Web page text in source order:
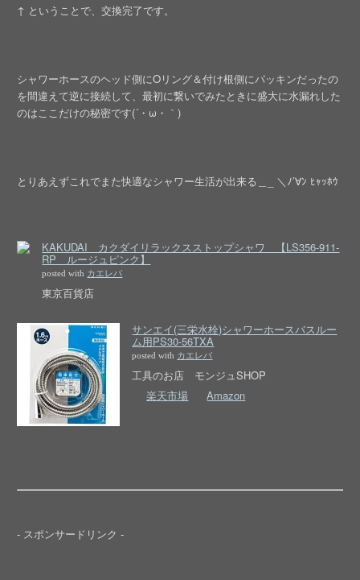
↑ ということで、交換完了です。
シャワーホースのヘッド側にOリング＆付け根側にパッキンだったの
を間違えて逆に接続して、最初に繋いでみたときに盛大に水漏れした
のはここだけの秘密です(´・ω・｀)
とりあえずこれでまた快適なシャワー生活が出来る＿_ ＼ﾉ’∀ﾝ ﾋｬｯﾎｳ
KAKUDAI カクダイリラックスストップシャワ 【LS356-911-
RP ルージュピンク】
posted with カエレバ
東京百貨店
サンエイ(三栄水栓)シャワーホースバスルー
ム用PS30-56TXA
posted with カエレバ
工具のお店 モンジュSHOP
楽天市場
Amazon
- スポンサードリンク -